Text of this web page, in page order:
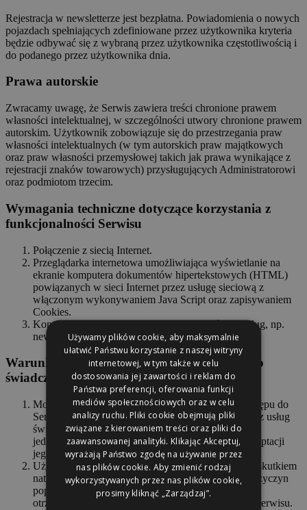
Rejestracja w newsletterze jest bezpłatna. Powiadomienia o nowych
pojazdach spełniających zdefiniowane przez użytkownika kryteria
będzie odbywać się z wybraną przez użytkownika częstotliwością i
do podanego przez użytkownika dnia.
Prawa autorskie
Zwracamy uwagę, że Serwis zawiera treści chronione prawem
własności intelektualnej, w szczególności utwory chronione prawem
autorskim. Użytkownik zobowiązuje się do przestrzegania praw
własności intelektualnych (w tym autorskich praw majątkowych
oraz praw własności przemysłowej takich jak prawa wynikające z
rejestracji znaków towarowych) przysługujących Administratorowi
oraz podmiotom trzecim.
Wymagania techniczne dotyczące korzystania z
funkcjonalności Serwisu
Połączenie z siecią Internet.
Przeglądarka internetowa umożliwiająca wyświetlanie na
ekranie komputera dokumentów hipertekstowych (HTML)
powiązanych w sieci Internet przez usługę sieciową z
włączonym wykonywaniem Java Script oraz zapisywaniem
Cookies.
Konto poczty e-mail (wymagane dla niektórych usług, np.
newsletter).
Warunki zawierania i rozwiązywania umów o
świadczenie usług drogą elektroniczną
Moment zawarcia umowy o świadczenie usługi dostępu do
Serwisu następuje z chwilą rozpoczęcia korzystania z usług
świadczonych w ramach Serwisu jako użytkownik i
jednoczesnego zapoznania się z Regulaminem i akceptacji
jego treści.
Użytkownik ma możliwość rozwiązania umowy ze skutkiem
natychmiastowym, w każdej chwili i bez podania przyczyn
poprzez usunięcie swojego konta, cofnięcie woli
otrzymywania powiadomień lub opuszczenie stron Serwisu.
Używamy plików cookie, aby maksymalnie
ułatwić Państwu korzystanie z naszej witryny
internetowej, w tym także w celu
dostosowania jej zawartości i reklam do
Państwa preferencji, oferowania funkcji
mediów społecznościowych oraz w celu
analizy ruchu. Pliki cookie obejmują pliki
związane z kierowaniem treści oraz pliki do
zaawansowanej analityki. Klikając Akceptuj,
wyrażają Państwo zgodę na używanie przez
nas plików cookie. Aby zmienić rodzaj
wykorzystywanych przez nas plików cookie,
prosimy kliknąć „Zarządzaj”.